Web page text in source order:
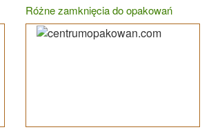
Różne zamknięcia do opakowań